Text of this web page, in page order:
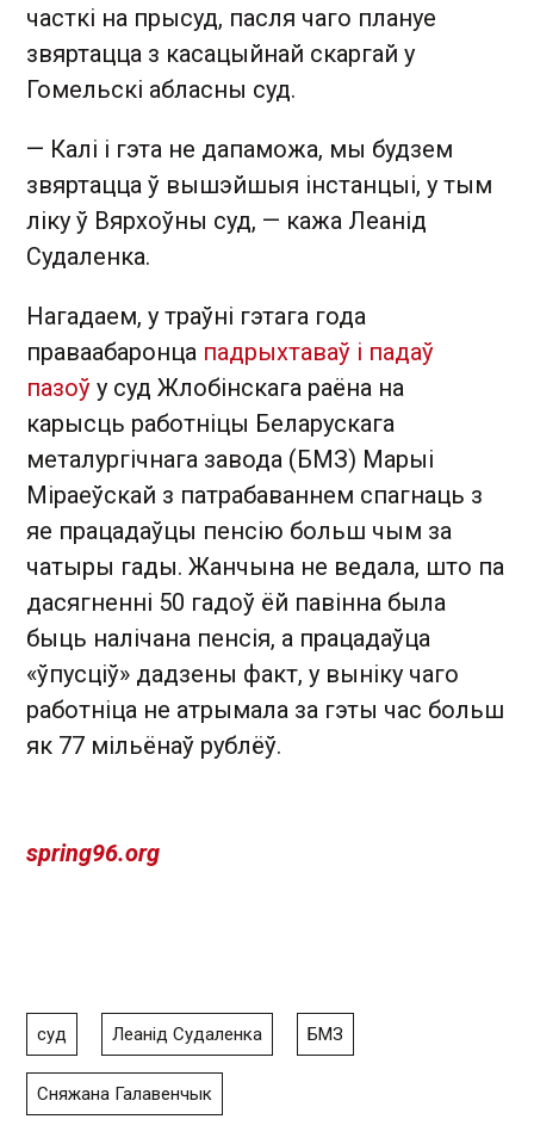
часткі на прысуд, пасля чаго плануе
звяртацца з касацыйнай скаргай у
Гомельскі абласны суд.
— Калі і гэта не дапаможа, мы будзем
звяртацца ў вышэйшыя інстанцыі, у тым
ліку ў Вярхоўны суд, — кажа Леанід
Судаленка.
Нагадаем, у траўні гэтага года
праваабаронца падрыхтаваў і падаў
пазоў у суд Жлобінскага раёна на
карысць работніцы Беларускага
металургічнага завода (БМЗ) Марыі
Міраеўскай з патрабаваннем спагнаць з
яе працадаўцы пенсію больш чым за
чатыры гады. Жанчына не ведала, што па
дасягненні 50 гадоў ёй павінна была
быць налічана пенсія, а працадаўца
«ўпусціў» дадзены факт, у выніку чаго
работніца не атрымала за гэты час больш
як 77 мільёнаў рублёў.
spring96.org
суд Леанід Судаленка БМЗ
Сняжана Галавенчык